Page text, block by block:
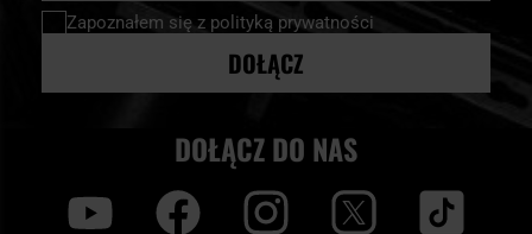
newsletter:
Zapoznałem się z polityką prywatności
DOŁĄCZ
DOŁĄCZ DO NAS